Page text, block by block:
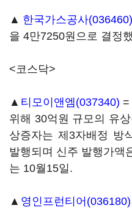
▲ 한국가스공사(036460)
을 4만7250원으로 결정
<코스닥>
▲ 티모이앤엠(037340) =
위해 30억원 규모의 유
상증자는 제3자배정 방
발행되며 신주 발행가액
는 10월15일.
▲ 영인프런티어(036180)